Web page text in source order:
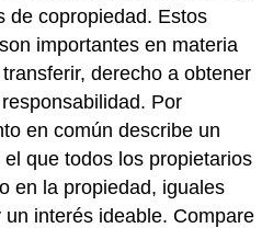
de copropiedad. Estos
importantes en materia
derecho a obtener
Por
en común describe un
que todos los propietarios
en la propiedad, iguales
interés ideable. Compare